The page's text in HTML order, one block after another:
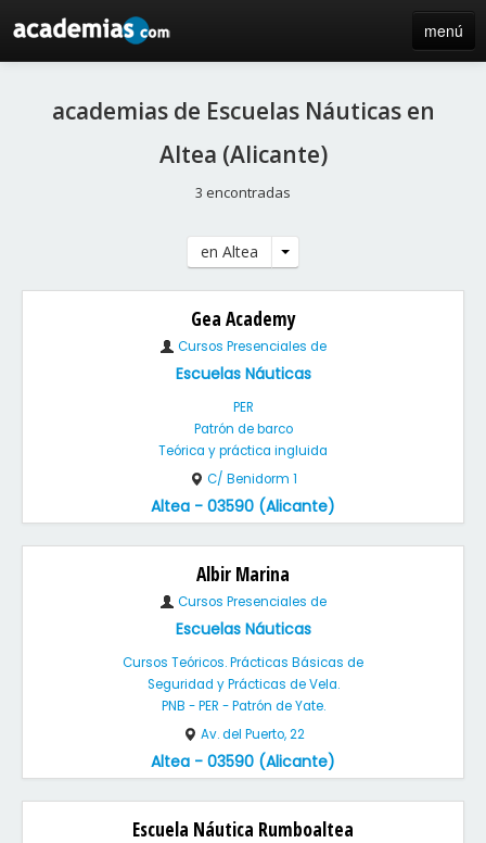
menú
blog
academias de Escuelas Náuticas en
Altea (Alicante)
3 encontradas
en Altea
Gea Academy
Cursos Presenciales de
Escuelas Náuticas
PER
Patrón de barco
Teórica y práctica ingluida
C/ Benidorm 1
Altea - 03590 (Alicante)
Albir Marina
Cursos Presenciales de
Escuelas Náuticas
Cursos Teóricos. Prácticas Básicas de
Seguridad y Prácticas de Vela.
PNB - PER - Patrón de Yate.
Av. del Puerto, 22
Altea - 03590 (Alicante)
Escuela Náutica Rumboaltea